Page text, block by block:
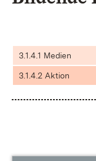
3.1.4.1 Medien
3.1.4.2 Aktion